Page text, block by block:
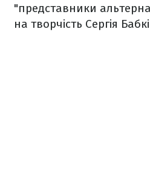
"представники
на творчість Сергія